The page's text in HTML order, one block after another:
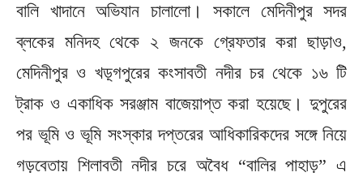
বালি খাদানে অভিযান চালালো। সকালে মেদিনীপুর সদর
ব্লকের মনিদহ থেকে ২ জনকে গ্রেফতার করা ছাড়াও,
মেদিনীপুর ও খড়্গপুরের কংসাবতী নদীর চর থেকে ১৬ টি
ট্রাক ও একাধিক সরঞ্জাম বাজেয়াপ্ত করা হয়েছে। দুপুরের
পর ভূমি ও ভূমি সংস্কার দপ্তরের আধিকারিকদের সঙ্গে নিয়ে
গড়বেতায় শিলাবতী নদীর চরে অবৈধ “বালির পাহাড়” এ